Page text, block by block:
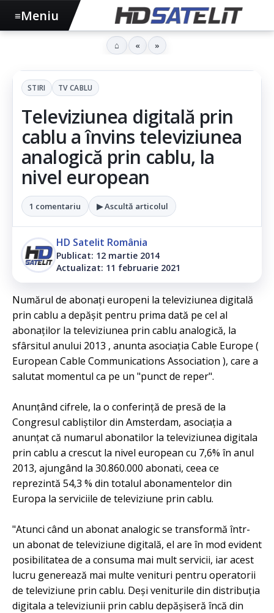
STIRI TV CABLU
Televiziunea digitală prin
cablu a învins televiziunea
analogică prin cablu, la
nivel european
1 comentariu ▶ Ascultă articolul
HD Satelit România
Publicat: 12 martie 2014
Actualizat: 11 februarie 2021
Numărul de abonați europeni la televiziunea digitală
prin cablu a depășit pentru prima dată pe cel al
abonaților la televiziunea prin cablu analogică, la
sfârsitul anului 2013 , anunta asociația Cable Europe (
European Cable Communications Association ), care a
salutat momentul ca pe un "punct de reper".
Anunțând cifrele, la o conferință de presă de la
Congresul cabliștilor din Amsterdam, asociația a
anunțat că numarul abonatilor la televiziunea digitala
prin cablu a crescut la nivel european cu 7,6% în anul
2013, ajungând la 30.860.000 abonati, ceea ce
reprezintă 54,3 % din totalul abonamentelor din
Europa la serviciile de televiziune prin cablu.
"Atunci când un abonat analogic se transformă într-
un abonat de televiziune digitală, el are în mod evident
posibilitatea de a consuma mai mult servicii, iar acest
lucru generează mai multe venituri pentru operatorii
de televiziune prin cablu. Deși veniturile din distribuția
digitala a televiziunii prin cablu depășiseră încă din
≡Meniu
⌂ « »